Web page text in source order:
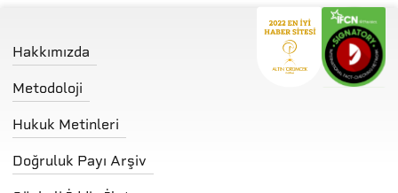
Hakkımızda
Metodoloji
Hukuk Metinleri
Doğruluk Payı Arşiv